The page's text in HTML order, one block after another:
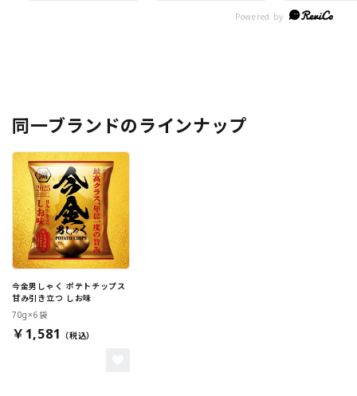
同一ブランドのラインナップ
今金男しゃく ポテトチップス
甘み引き立つ しお味
70g×6袋
￥1,581